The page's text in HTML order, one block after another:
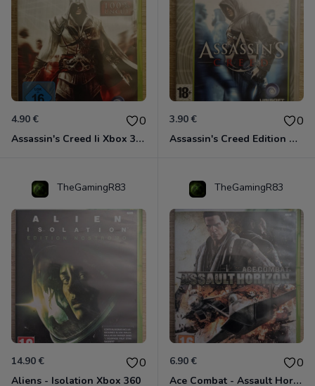
4.90 € 0
Assassin's Creed Ii Xbox 360
3.90 € 0
Assassin's Creed Edition Classics Xbox 360
TheGamingR83
14.90 € 0
Aliens - Isolation Xbox 360
TheGamingR83
6.90 € 0
Ace Combat - Assault Horizon Xbox 360